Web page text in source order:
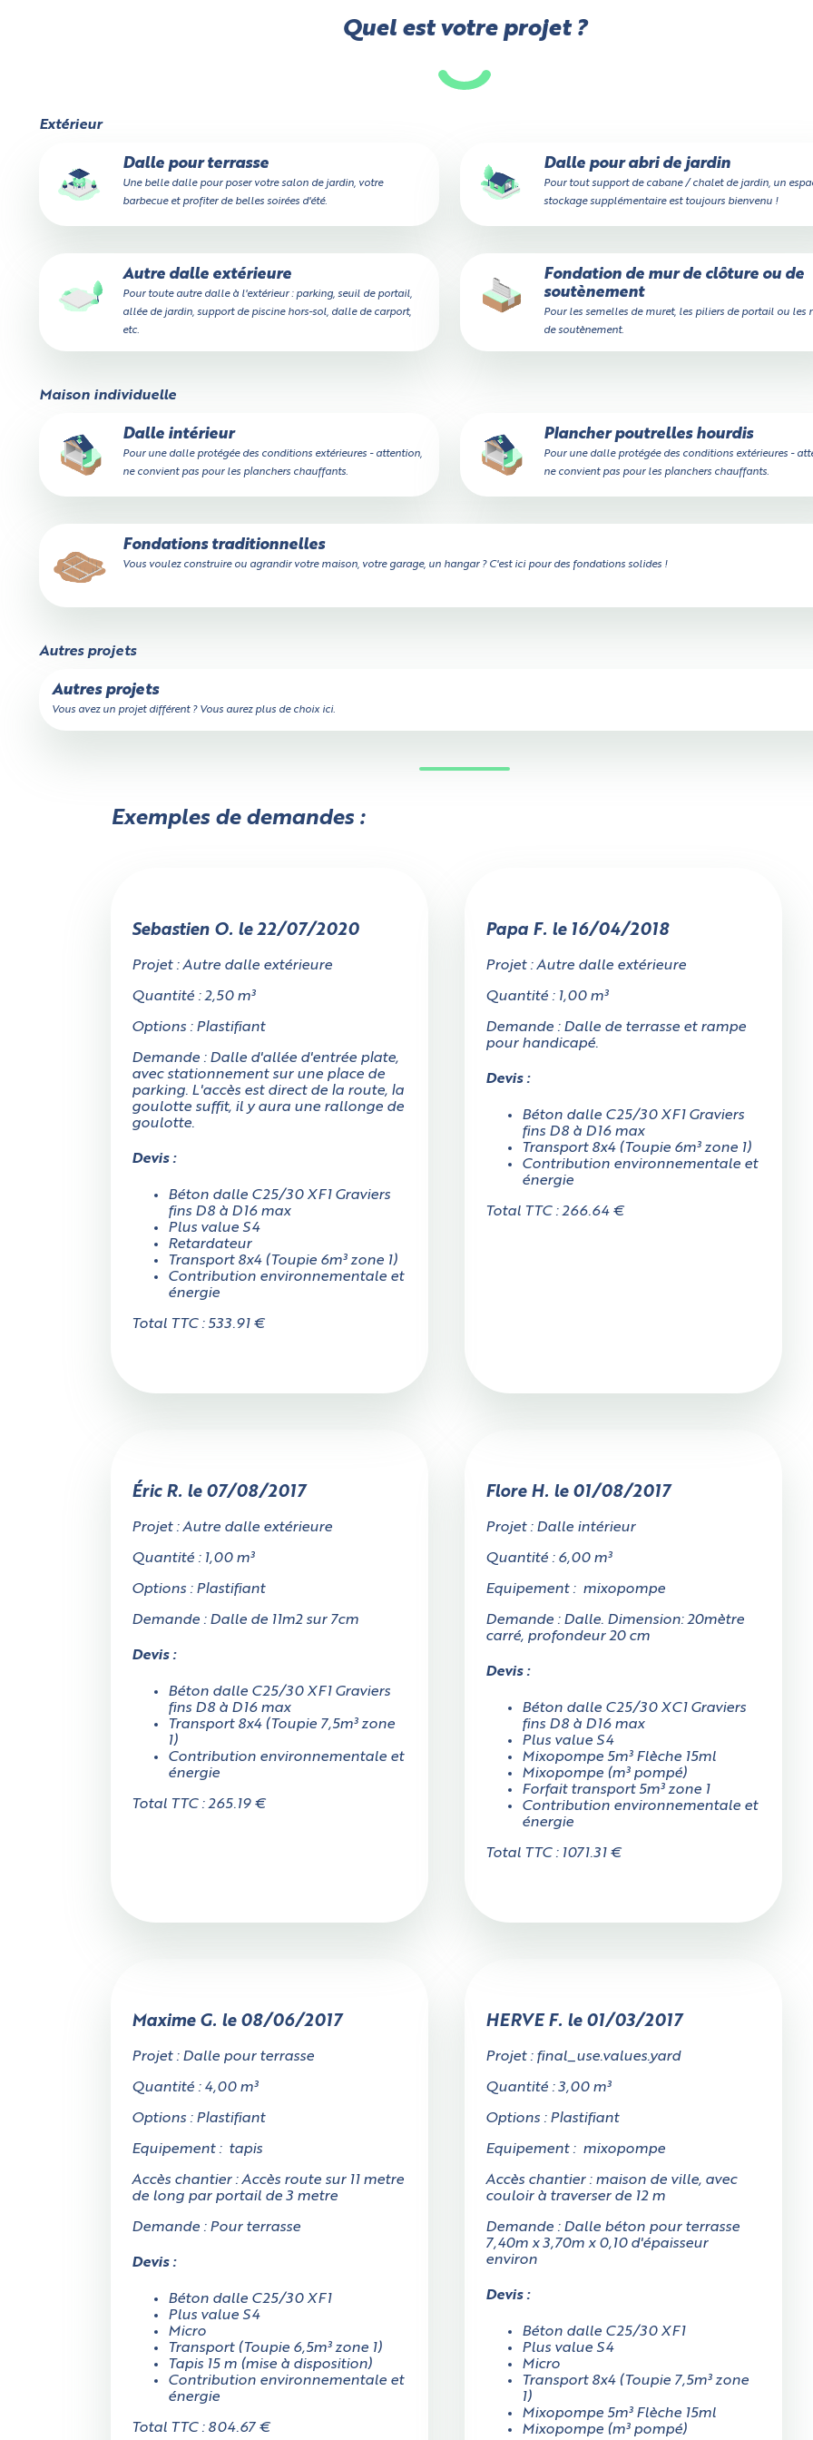
Quel est votre projet ?
Extérieur
Dalle pour terrasse
Une belle dalle pour poser votre salon de jardin, votre
barbecue et profiter de belles soirées d'été.
Dalle pour abri de jardin
Pour tout support de cabane / chalet de jardin, un
stockage supplémentaire est toujours bienvenu !
Autre dalle extérieure
Pour toute autre dalle à l'extérieur : parking, seuil de portail,
allée de jardin, support de piscine hors-sol, dalle de carport,
etc.
Fondation de mur de clôture ou de
soutènement
Pour les semelles de muret, les piliers de portail ou les
de soutènement.
Maison individuelle
Dalle intérieur
Pour une dalle protégée des conditions extérieures - attention,
ne convient pas pour les planchers chauffants.
Plancher poutrelles hourdis
Pour une dalle protégée des conditions extérieures -
ne convient pas pour les planchers chauffants.
Fondations traditionnelles
Vous voulez construire ou agrandir votre maison, votre garage, un hangar ? C'est ici pour des fondations solides !
Autres projets
Autres projets
Vous avez un projet différent ? Vous aurez plus de choix ici.
Choisissez votre forme
Rectangulaire
Cylindrique
L'accès au chantier mesure-t'il au
3 mètres en largeur ?
Un peu de patience,
Exemples de demandes :
Sebastien O. le 22/07/2020
Projet : Autre dalle extérieure
Quantité : 2,50 m³
Options : Plastifiant
Demande : Dalle d'allée d'entrée plate,
avec stationnement sur une place de
parking. L'accès est direct de la route, la
goulotte suffit, il y aura une rallonge de
goulotte.
Devis :
Béton dalle C25/30 XF1 Graviers
fins D8 à D16 max
Plus value S4
Retardateur
Transport 8x4 (Toupie 6m³ zone 1)
Contribution environnementale et
énergie
Total TTC : 533.91 €
Papa F. le 16/04/2018
Projet : Autre dalle extérieure
Quantité : 1,00 m³
Demande : Dalle de terrasse et rampe
pour handicapé.
Devis :
Béton dalle C25/30 XF1 Graviers
fins D8 à D16 max
Transport 8x4 (Toupie 6m³ zone 1)
Contribution environnementale et
énergie
Total TTC : 266.64 €
Éric R. le 07/08/2017
Projet : Autre dalle extérieure
Quantité : 1,00 m³
Options : Plastifiant
Demande : Dalle de 11m2 sur 7cm
Devis :
Béton dalle C25/30 XF1 Graviers
fins D8 à D16 max
Transport 8x4 (Toupie 7,5m³ zone
1)
Contribution environnementale et
énergie
Total TTC : 265.19 €
Flore H. le 01/08/2017
Projet : Dalle intérieur
Quantité : 6,00 m³
Equipement : mixopompe
Demande : Dalle. Dimension: 20mètre
carré, profondeur 20 cm
Devis :
Béton dalle C25/30 XC1 Graviers
fins D8 à D16 max
Plus value S4
Mixopompe 5m³ Flèche 15ml
Mixopompe (m³ pompé)
Forfait transport 5m³ zone 1
Contribution environnementale et
énergie
Total TTC : 1071.31 €
Maxime G. le 08/06/2017
Projet : Dalle pour terrasse
Quantité : 4,00 m³
Options : Plastifiant
Equipement : tapis
Accès chantier : Accès route sur 11 metre
de long par portail de 3 metre
Demande : Pour terrasse
Devis :
Béton dalle C25/30 XF1
Plus value S4
Micro
Transport (Toupie 6,5m³ zone 1)
Tapis 15 m (mise à disposition)
Contribution environnementale et
énergie
Total TTC : 804.67 €
HERVE F. le 01/03/2017
Projet : final_use.values.yard
Quantité : 3,00 m³
Options : Plastifiant
Equipement : mixopompe
Accès chantier : maison de ville, avec
couloir à traverser de 12 m
Demande : Dalle béton pour terrasse
7,40m x 3,70m x 0,10 d'épaisseur
environ
Devis :
Béton dalle C25/30 XF1
Plus value S4
Micro
Transport 8x4 (Toupie 7,5m³ zone
1)
Mixopompe 5m³ Flèche 15ml
Mixopompe (m³ pompé)